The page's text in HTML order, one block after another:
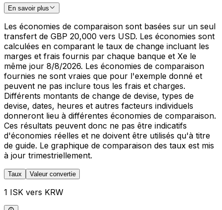
En savoir plus
Les économies de comparaison sont basées sur un seul
transfert de GBP 20,000 vers USD. Les économies sont
calculées en comparant le taux de change incluant les
marges et frais fournis par chaque banque et Xe le
même jour 8/8/2026. Les économies de comparaison
fournies ne sont vraies que pour l'exemple donné et
peuvent ne pas inclure tous les frais et charges.
Différents montants de change de devise, types de
devise, dates, heures et autres facteurs individuels
donneront lieu à différentes économies de comparaison.
Ces résultats peuvent donc ne pas être indicatifs
d'économies réelles et ne doivent être utilisés qu'à titre
de guide. Le graphique de comparaison des taux est mis
à jour trimestriellement.
Taux Valeur convertie
1 ISK vers KRW